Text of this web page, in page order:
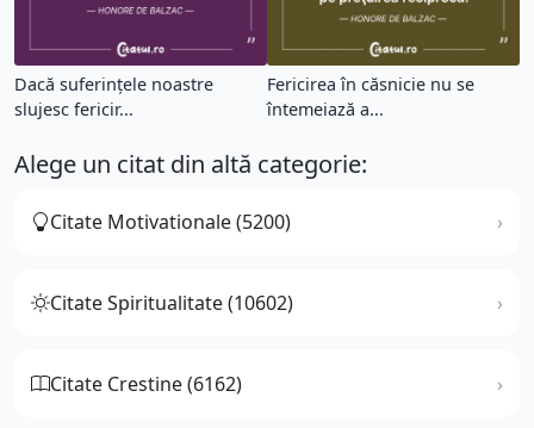
Dacă suferinţele noastre
slujesc fericir...
Fericirea în căsnicie nu se
întemeiază a...
Alege un citat din altă categorie:
Citate Motivationale (5200)
Citate Spiritualitate (10602)
Citate Crestine (6162)